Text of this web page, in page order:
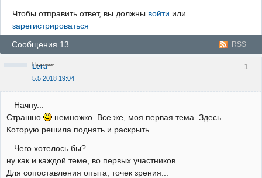
Вход
Чтобы отправить ответ, вы должны войти или
зарегистрироваться
RSS
Сообщения 13
1
Lera
5.5.2018 19:04
Неактивен
Начну...
Страшно
немножко. Все же, моя первая тема. Здесь.
Которую решила поднять и раскрыть.
Чего хотелось бы?
ну как и каждой теме, во первых участников.
Для сопоставления опыта, точек зрения...